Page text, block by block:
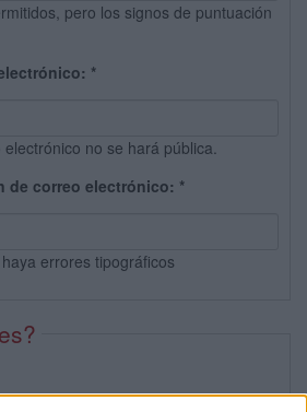
pero los signos de puntuación
*
no se hará pública.
de correo electrónico: *
errores tipográficos